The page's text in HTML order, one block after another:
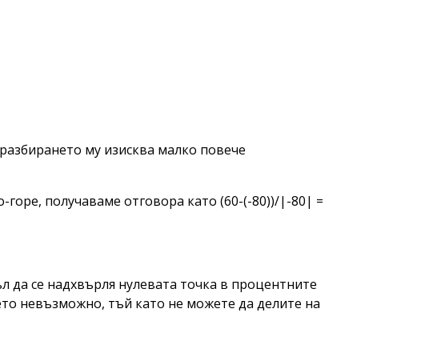
му изисква малко повече
получаваме отговора като (60-(-80))/|-80| =
се надхвърля нулевата точка в процентните
невъзможно, тъй като не можете да делите на